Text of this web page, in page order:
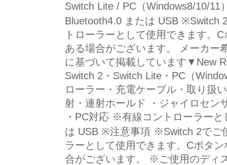
Switch Lite / PC（Windows8/10/11
Bluetooth4.0 または USB ※Switch
トローラーとして使用できます。
ある場合がございます。 メーカー
に基づいて掲載しています▼New
Switch 2・Switch Lite・PC（
ローラー・充電ケーブル・取り扱
射・連射ホールド ・ジャイロセン
・PC対応 ※有線コントローラー
は USB ※注意事項 ※Switch 2でご
ラーとして使用できます。Cボタ
合がございます。 ※ご使用のディ